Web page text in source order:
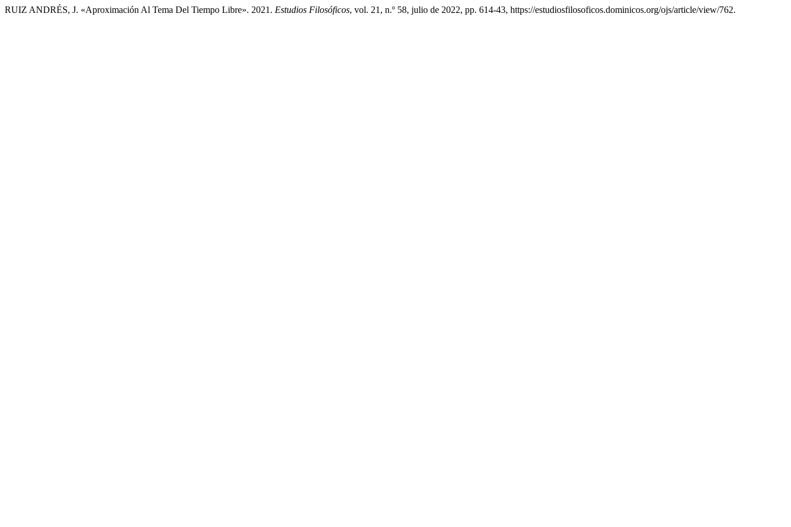
RUIZ ANDRÉS, J. «Aproximación Al Tema Del Tiempo Libre». 2021. Estudios Filosóficos, vol. 21, n.º 58, julio de 2022, pp. 614-43, https://estudiosfilosoficos.dominicos.org/ojs/article/view/762.